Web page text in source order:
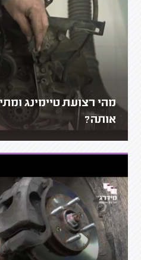
מהי רצועת טיימינג
אותה?